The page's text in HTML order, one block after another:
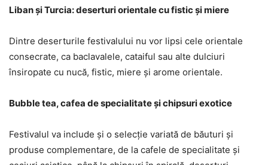
Liban și Turcia: deserturi orientale cu fistic și miere
Dintre deserturile festivalului nu vor lipsi cele orientale
consecrate, ca baclavalele, cataiful sau alte dulciuri
însiropate cu nucă, fistic, miere și arome orientale.
Bubble tea, cafea de specialitate și chipsuri exotice
Festivalul va include și o selecție variată de băuturi și
produse complementare, de la cafele de specialitate și